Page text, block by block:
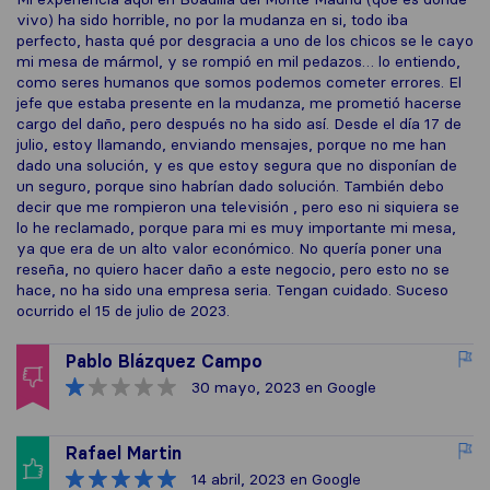
vivo) ha sido horrible, no por la mudanza en si, todo iba
perfecto, hasta qué por desgracia a uno de los chicos se le cayo
mi mesa de mármol, y se rompió en mil pedazos… lo entiendo,
como seres humanos que somos podemos cometer errores. El
jefe que estaba presente en la mudanza, me prometió hacerse
cargo del daño, pero después no ha sido así. Desde el día 17 de
julio, estoy llamando, enviando mensajes, porque no me han
dado una solución, y es que estoy segura que no disponían de
un seguro, porque sino habrían dado solución. También debo
decir que me rompieron una televisión , pero eso ni siquiera se
lo he reclamado, porque para mi es muy importante mi mesa,
ya que era de un alto valor económico. No quería poner una
reseña, no quiero hacer daño a este negocio, pero esto no se
hace, no ha sido una empresa seria. Tengan cuidado. Suceso
ocurrido el 15 de julio de 2023.
Pablo Blázquez Campo
30 mayo, 2023 en Google
Rafael Martin
14 abril, 2023 en Google